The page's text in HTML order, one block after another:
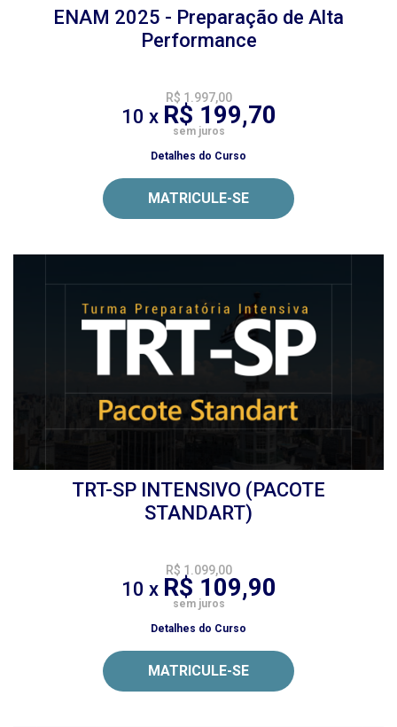
ENAM 2025 - Preparação de Alta
Performance
R$ 1.997,00
10 x R$ 199,70
sem juros
Detalhes do Curso
MATRICULE-SE
TRT-SP INTENSIVO (PACOTE
STANDART)
R$ 1.099,00
10 x R$ 109,90
sem juros
Detalhes do Curso
MATRICULE-SE